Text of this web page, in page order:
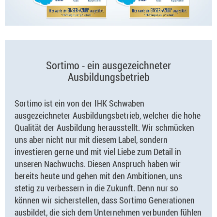
Sortimo - ein ausgezeichneter
Ausbildungsbetrieb
Sortimo ist ein von der IHK Schwaben
ausgezeichneter Ausbildungsbetrieb, welcher die hohe
Qualität der Ausbildung herausstellt. Wir schmücken
uns aber nicht nur mit diesem Label, sondern
investieren gerne und mit viel Liebe zum Detail in
unseren Nachwuchs. Diesen Anspruch haben wir
bereits heute und gehen mit den Ambitionen, uns
stetig zu verbessern in die Zukunft. Denn nur so
können wir sicherstellen, dass Sortimo Generationen
ausbildet, die sich dem Unternehmen verbunden fühlen